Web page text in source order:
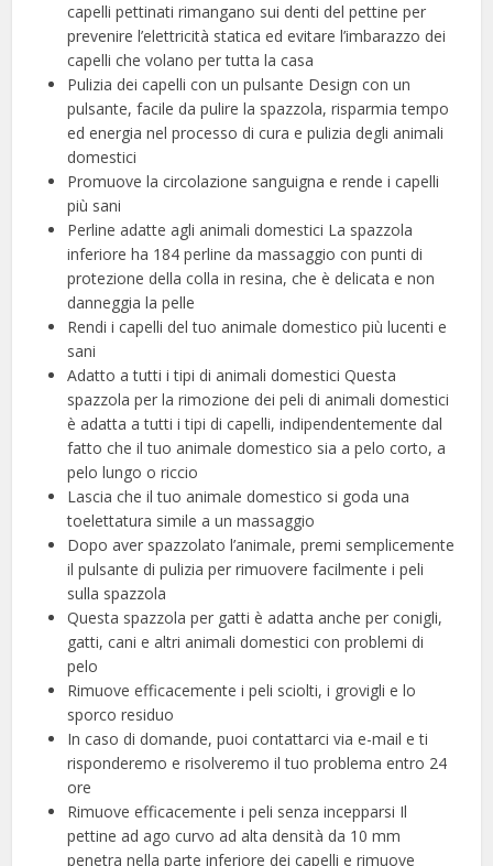
capelli pettinati rimangano sui denti del pettine per
prevenire l’elettricità statica ed evitare l’imbarazzo dei
capelli che volano per tutta la casa
Pulizia dei capelli con un pulsante Design con un
pulsante, facile da pulire la spazzola, risparmia tempo
ed energia nel processo di cura e pulizia degli animali
domestici
Promuove la circolazione sanguigna e rende i capelli
più sani
Perline adatte agli animali domestici La spazzola
inferiore ha 184 perline da massaggio con punti di
protezione della colla in resina, che è delicata e non
danneggia la pelle
Rendi i capelli del tuo animale domestico più lucenti e
sani
Adatto a tutti i tipi di animali domestici Questa
spazzola per la rimozione dei peli di animali domestici
è adatta a tutti i tipi di capelli, indipendentemente dal
fatto che il tuo animale domestico sia a pelo corto, a
pelo lungo o riccio
Lascia che il tuo animale domestico si goda una
toelettatura simile a un massaggio
Dopo aver spazzolato l’animale, premi semplicemente
il pulsante di pulizia per rimuovere facilmente i peli
sulla spazzola
Questa spazzola per gatti è adatta anche per conigli,
gatti, cani e altri animali domestici con problemi di
pelo
Rimuove efficacemente i peli sciolti, i grovigli e lo
sporco residuo
In caso di domande, puoi contattarci via e-mail e ti
risponderemo e risolveremo il tuo problema entro 24
ore
Rimuove efficacemente i peli senza incepparsi Il
pettine ad ago curvo ad alta densità da 10 mm
penetra nella parte inferiore dei capelli e rimuove